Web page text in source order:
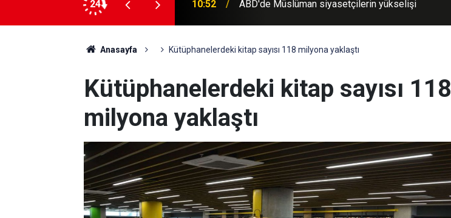
24 10:50
alındı
Anasayfa Kütüphanelerdeki kitap sayısı 118 milyona yaklaştı
Kütüphanelerdeki kitap sayısı 118
milyona yaklaştı